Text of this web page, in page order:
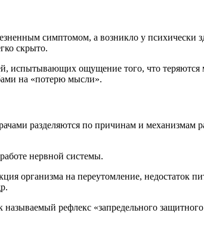
симптомом, а возникло у психически
скрыто.
испытывающих ощущение того, что теряются
на «потерю мысли».
разделяются по причинам и механизмам
нервной системы.
организма на переутомление, недостаток
называемый рефлекс «запредельного